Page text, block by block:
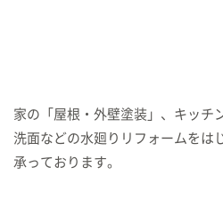
家の「屋根・外壁塗装」、キッチ
洗面などの水廻りリフォームをは
承っております。